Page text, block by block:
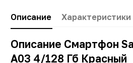
Описание Характеристики
Описание Смартфон
A03 4/128 Гб Красный